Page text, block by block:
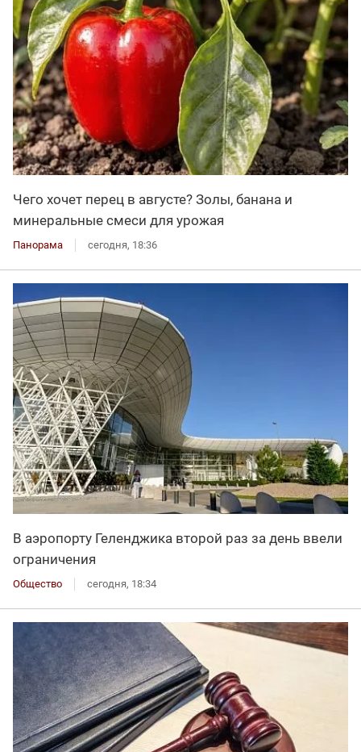
Чего хочет перец в августе? Золы, банана и
минеральные смеси для урожая
Панорама сегодня, 18:36
В аэропорту Геленджика второй раз за день ввели
ограничения
Общество сегодня, 18:34